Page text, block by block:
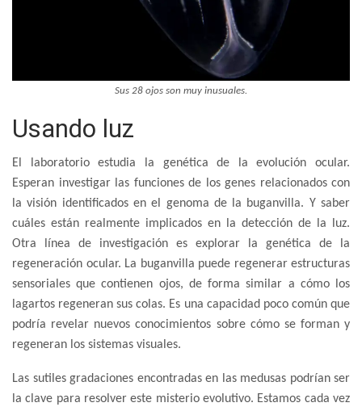
Sus 28 ojos son muy inusuales.
Usando luz
El laboratorio estudia la genética de la evolución ocular.
Esperan investigar las funciones de los genes relacionados con
la visión identificados en el genoma de la buganvilla. Y saber
cuáles están realmente implicados en la detección de la luz.
Otra línea de investigación es explorar la genética de la
regeneración ocular. La buganvilla puede regenerar estructuras
sensoriales que contienen ojos, de forma similar a cómo los
lagartos regeneran sus colas. Es una capacidad poco común que
podría revelar nuevos conocimientos sobre cómo se forman y
regeneran los sistemas visuales.
Las sutiles gradaciones encontradas en las medusas podrían ser
la clave para resolver este misterio evolutivo. Estamos cada vez